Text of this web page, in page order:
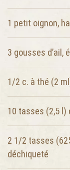
1 petit oignon,
3 gousses d’ail,
1/2 c. à thé (2
10 tasses (2,5 l)
2 1/2 tasses
déchiqueté